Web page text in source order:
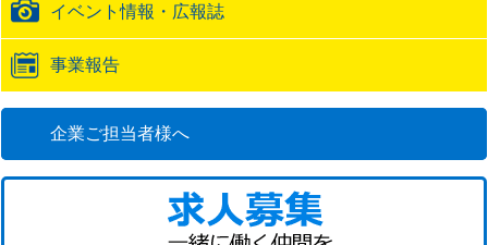
イベント情報・広報誌
事業報告
企業ご担当者様へ